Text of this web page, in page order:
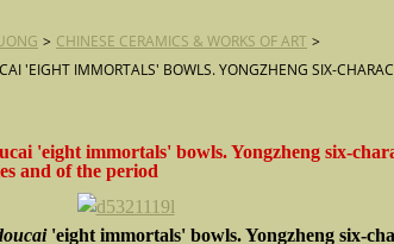
> CHINESE CERAMICS & WORKS OF ART >
'EIGHT IMMORTALS' BOWLS. YONGZHENG SIX-
'eight immortals' bowls. Yongzheng six-
and of the period
'eight immortals' bowls. Yongzheng six-